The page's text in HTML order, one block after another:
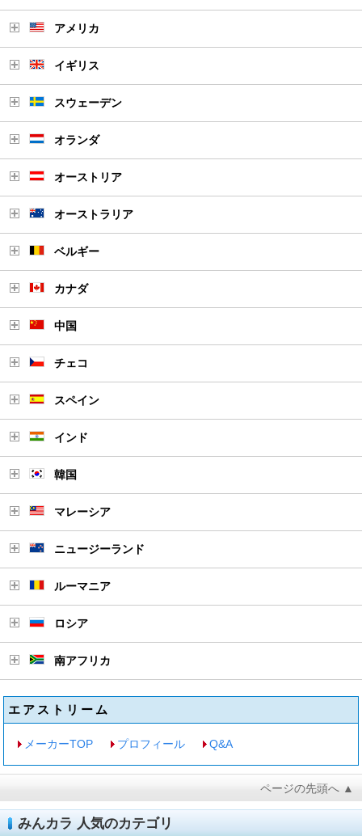
アメリカ
イギリス
スウェーデン
オランダ
オーストリア
オーストラリア
ベルギー
カナダ
中国
チェコ
スペイン
インド
韓国
マレーシア
ニュージーランド
ルーマニア
ロシア
南アフリカ
エアストリーム
メーカーTOP プロフィール Q&A
ページの先頭へ ▲
みんカラ 人気のカテゴリ